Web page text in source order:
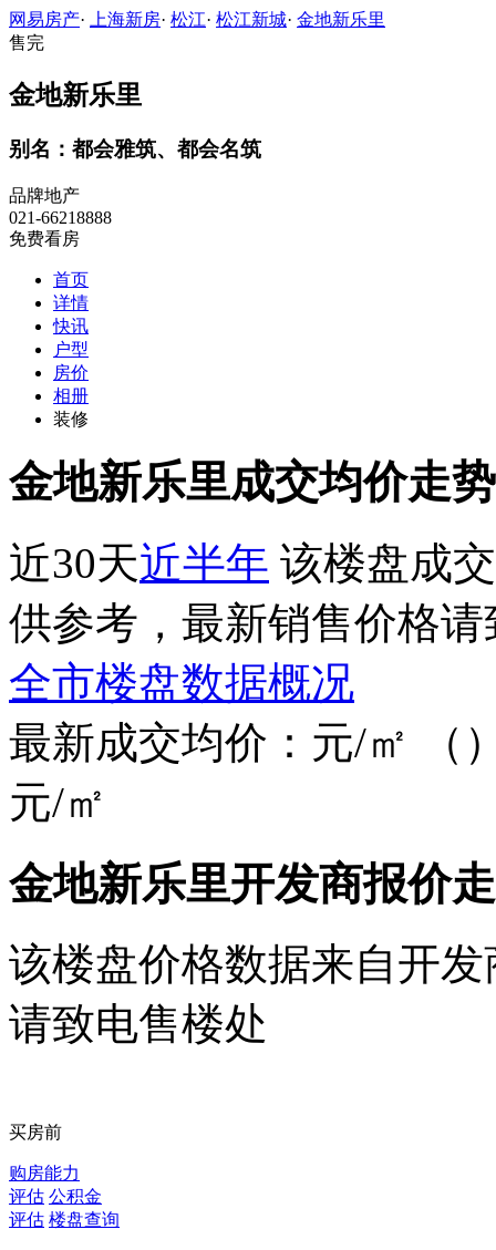
网易房产· 上海新房· 松江· 松江新城· 金地新乐里
售完
金地新乐里
别名：都会雅筑、都会名筑
品牌地产
021-66218888
免费看房
首页
详情
快讯
户型
房价
相册
装修
金地新乐里成交均价走势
近30天近半年 该楼盘成
供参考，最新销售价格
全市楼盘数据概况
最新成交均价： 元/㎡ （
元/㎡
金地新乐里开发商报价
该楼盘价格数据来自开
请致电售楼处
买房前
购房能力
评估 公积金
评估 楼盘查询